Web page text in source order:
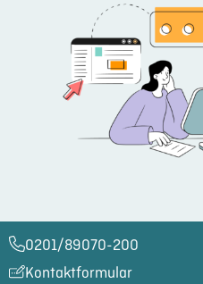
0201/89070-200​
Kontaktformular